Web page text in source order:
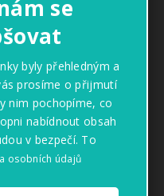
se
byly přehledným a
prosíme o přijmutí
nim pochopíme, co
nabídnout obsah
v bezpečí. To
osobních údajů